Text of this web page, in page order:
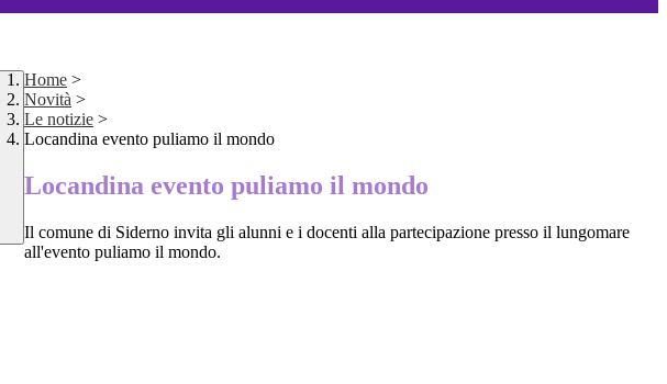
Home >
Novità >
Le notizie >
Locandina evento puliamo il mondo
Locandina evento puliamo il mondo
Il comune di Siderno invita gli alunni e i docenti alla partecipazione presso il lungomare
all'evento puliamo il mondo.